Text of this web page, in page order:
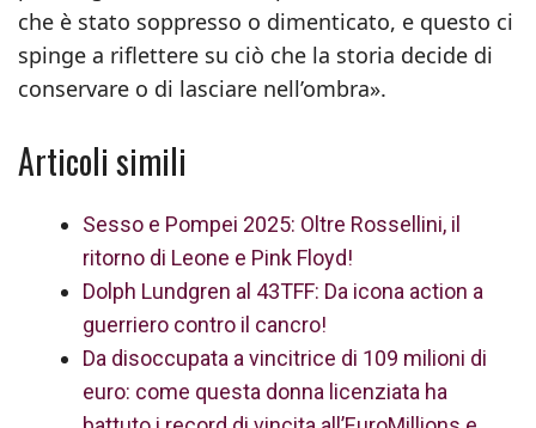
che è stato soppresso o dimenticato, e questo ci
spinge a riflettere su ciò che la storia decide di
conservare o di lasciare nell’ombra».
Articoli simili
Sesso e Pompei 2025: Oltre Rossellini, il
ritorno di Leone e Pink Floyd!
Dolph Lundgren al 43TFF: Da icona action a
guerriero contro il cancro!
Da disoccupata a vincitrice di 109 milioni di
euro: come questa donna licenziata ha